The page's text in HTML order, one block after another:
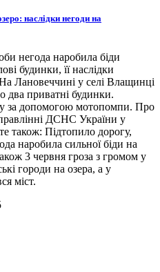
наслідки негоди на
негода наробила біди
будинки, її наслідки
Лановеччині у селі Влащинці
два приватні будинки.
за допомогою мотопомпи. Про
ДСНС України у
також: Підтопило дорогу,
наробила сильної біди на
3 червня гроза з громом у
городи на озера, а у
міст.